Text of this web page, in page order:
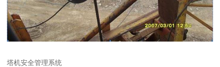
塔机安全管理系统